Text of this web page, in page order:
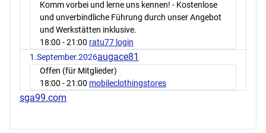
Komm vorbei und lerne uns kennen! - Kostenlose
und unverbindliche Führung durch unser Angebot
und Werkstätten inklusive.
18:00 - 21:00 ratu77 login
1.September.2026augace81
Offen (für Mitglieder)
18:00 - 21:00 mobileclothingstores
sga99.com